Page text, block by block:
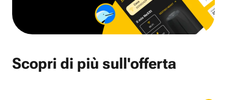
Scopri di più sull'offerta